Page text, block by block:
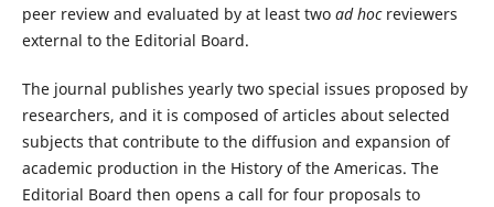
peer review and evaluated by at least two ad hoc reviewers
external to the Editorial Board.
The journal publishes yearly two special issues proposed by
researchers, and it is composed of articles about selected
subjects that contribute to the diffusion and expansion of
academic production in the History of the Americas. The
Editorial Board then opens a call for four proposals to